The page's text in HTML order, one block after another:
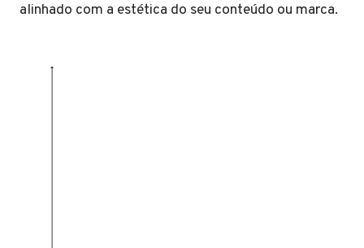
alinhado com a estética do seu conteúdo ou marca.